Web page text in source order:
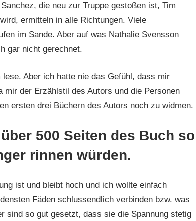
die neu zur Truppe gestoßen ist, Tim
ermitteln in alle Richtungen. Viele
im Sande. Aber auf was Nathalie Svensson
gar nicht gerechnet.
Aber ich hatte nie das Gefühl, dass mir
mir der Erzählstil des Autors und die Personen
ersten drei Büchern des Autors noch zu widmen.
500 Seiten des Buch so
rinnen würden.
ist und bleibt hoch und ich wollte einfach
Fäden schlussendlich verbinden bzw. was
sind so gut gesetzt, dass sie die Spannung stetig